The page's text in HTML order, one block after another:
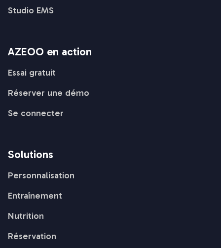
Studio EMS
AZEOO en action
Essai gratuit
Réserver une démo
Se connecter
Solutions
Personnalisation
Entraînement
Nutrition
Réservation